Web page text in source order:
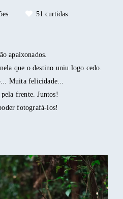
51 curtidas
apaixonados.
que o destino uniu logo cedo.
Muita felicidade...
frente. Juntos!
fotografá-los!